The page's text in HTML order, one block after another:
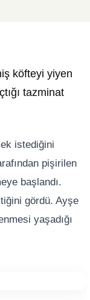
köfteyi yiyen
tazminat
istediğini
pişirilen
başlandı.
gördü. Ayşe
yaşadığı